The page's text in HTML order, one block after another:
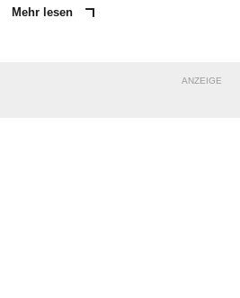
Mehr lesen
ANZEIGE